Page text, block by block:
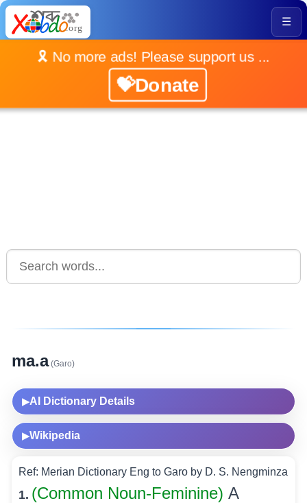
☰
🎗️ No more ads! Please support us ...
💝Donate
ma.a(Garo)
▶AI Dictionary Details
▶Wikipedia
Ref: Merian Dictionary Eng to Garo by D. S. Nengminza
1. (Common Noun-Feminine) A